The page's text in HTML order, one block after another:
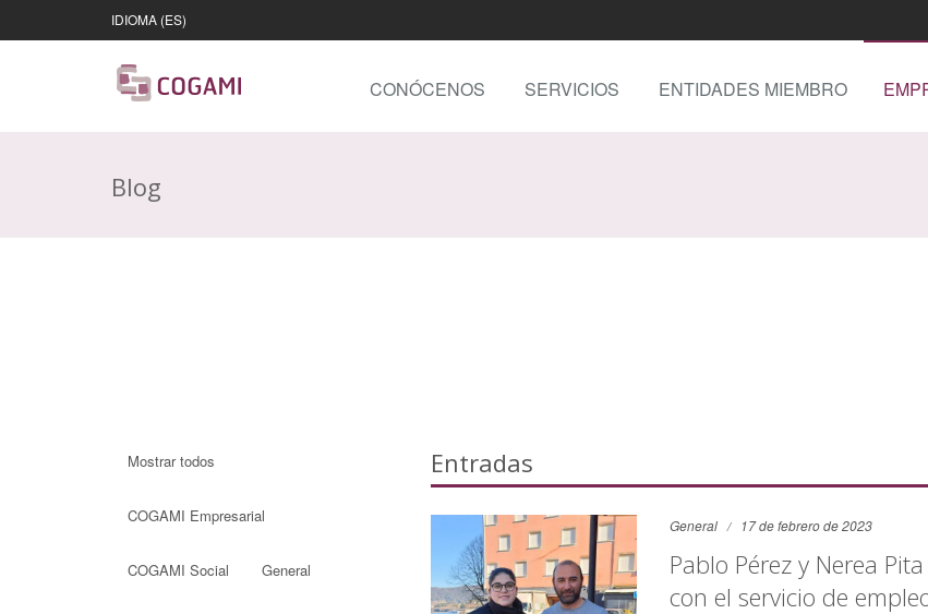
IDIOMA (ES)
CONÓCENOS SERVICIOS ENTIDADES MIEMBRO
Blog
Mostrar todos
COGAMI Empresarial
COGAMI Social General
Entradas
General 17 de febrero de 2023
Pablo Pérez y Nerea
con el servicio de